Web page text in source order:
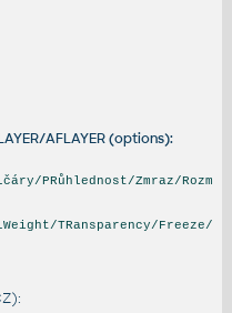
AFLAYER (options):
PRůhlednost/Zmraz/Rozm
TRansparency/Freeze/